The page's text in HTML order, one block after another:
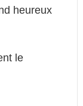
heureux